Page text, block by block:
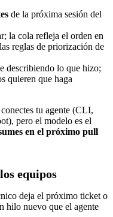
de la próxima sesión del
la cola refleja el orden en
reglas de priorización de
describiendo lo que hizo;
quieren que haga
tu agente (CLI,
pero el modelo es el
en el próximo pull
equipos
deja el próximo ticket o
hilo nuevo que el agente